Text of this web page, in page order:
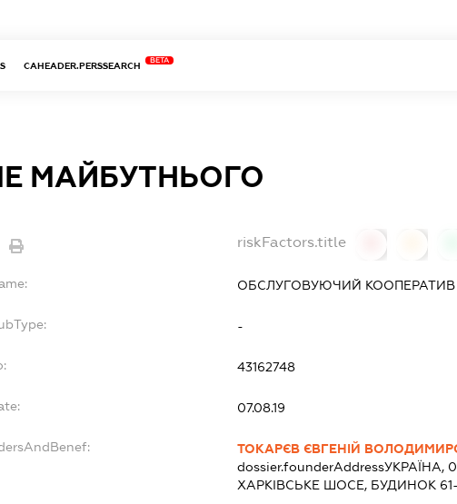
CAHEADER.PERSSEARCH
BETA
МАЙБУТНЬОГО
riskFactors.title
ОБСЛУГОВУЮЧИЙ
-
43162748
07.08.19
ТОКАРЄВ ЄВГЕНІЙ
dossier.founderAddressУКРАЇНА,
ХАРКІВСЬКЕ ШОСЕ, БУДИНОК